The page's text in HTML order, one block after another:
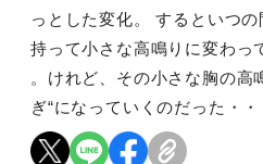
っとした変化。 するといつ
持って⼩さな⾼鳴りに変わっ
。けれど、その⼩さな胸の⾼
ぎ“になっていくのだった・・